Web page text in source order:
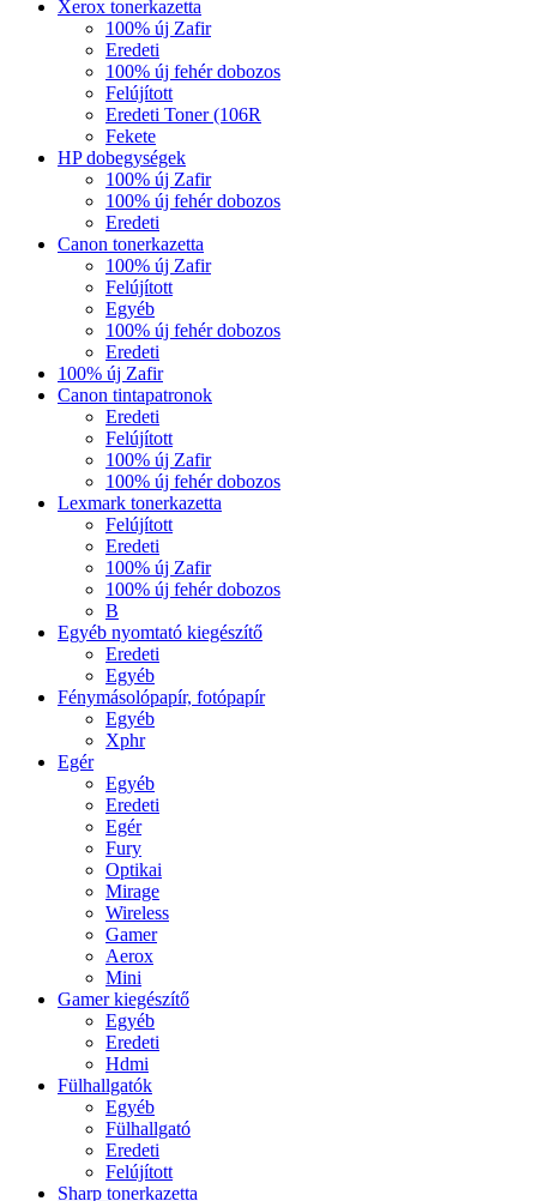
Xerox tonerkazetta
100% új Zafir
Eredeti
100% új fehér dobozos
Felújított
Eredeti Toner (106R
Fekete
HP dobegységek
100% új Zafir
100% új fehér dobozos
Eredeti
Canon tonerkazetta
100% új Zafir
Felújított
Egyéb
100% új fehér dobozos
Eredeti
100% új Zafir
Canon tintapatronok
Eredeti
Felújított
100% új Zafir
100% új fehér dobozos
Lexmark tonerkazetta
Felújított
Eredeti
100% új Zafir
100% új fehér dobozos
B
Egyéb nyomtató kiegészítő
Eredeti
Egyéb
Fénymásolópapír, fotópapír
Egyéb
Xphr
Egér
Egyéb
Eredeti
Egér
Fury
Optikai
Mirage
Wireless
Gamer
Aerox
Mini
Gamer kiegészítő
Egyéb
Eredeti
Hdmi
Fülhallgatók
Egyéb
Fülhallgató
Eredeti
Felújított
Sharp tonerkazetta